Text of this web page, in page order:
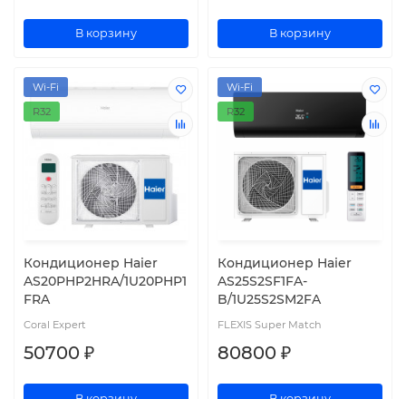
В корзину В корзину
Wi-Fi
R32
Кондиционер Haier
AS20PHP2HRA/1U20PHP1
FRA
Coral Expert
50700 ₽
Wi-Fi
R32
Кондиционер Haier
AS25S2SF1FA-
B/1U25S2SM2FA
FLEXIS Super Match
80800 ₽